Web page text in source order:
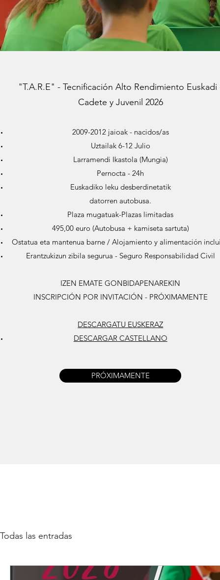
"T.A.R.E" - Tecnificación Alto Rendimiento Euskadi
Cadete y Juvenil 2026
2009-2012 jaioak - nacidos/as
Uztailak 6-12 Julio
Larramendi Ikastola (Mungia)
Pernocta - 24h
Euskadiko leku desberdinetatik
datorren autobusa.
Plaza mugatuak-Plazas limitadas
495,00 euro (Autobusa + kamiseta sartuta)
Ostatua eta mantenua barne / Alojamiento y alimentación
Erantzukizun zibila segurua - Seguro Responsabilidad Civil
IZEN EMATE GONBIDAPENAREKIN
INSCRIPCIÓN POR INVITACIÓN - PRÓXIMAMENTE
DESCARGATU EUSKERAZ
DESCARGAR CASTELLANO
PRÓXIMAMENTE
Todas las entradas